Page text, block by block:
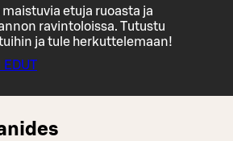
etuja ruoasta ja
ravintoloissa. Tutustu
ja tule herkuttelemaan!
EDUT